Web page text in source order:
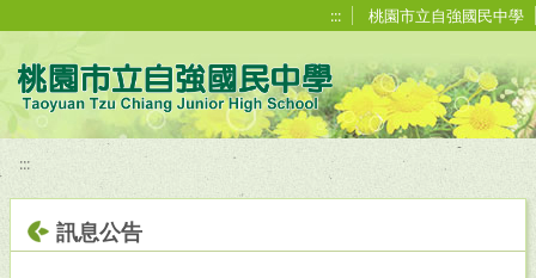
::: 桃園市立自強國民中學
:::
訊息公告